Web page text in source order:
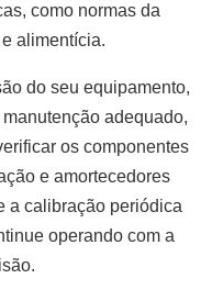
como normas da
alimentícia.
do seu equipamento,
adequado,
os componentes
e amortecedores
a calibração periódica
operando com a